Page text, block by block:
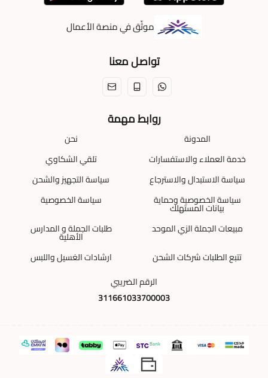
موثّق في منصة الأعمال
تواصل معنا
روابط مهمة
المدونة
نحن
خدمة العملاء والاستفسارات
تلقي الشكاوي
سياسة الاستبدال والاسترجاع
سياسة التجهيز والشحن
سياسة الخصوصية وحماية
بيانات المستهلك
سياسة الخصوصية
مبيعات الجملة الزي الموحد
طلبات الجملة و المدارس
الأهلية
تتبع الطلبات شركات الشحن
ارشادات الغسيل واللبس
الرقم الضريبي
311661033700003